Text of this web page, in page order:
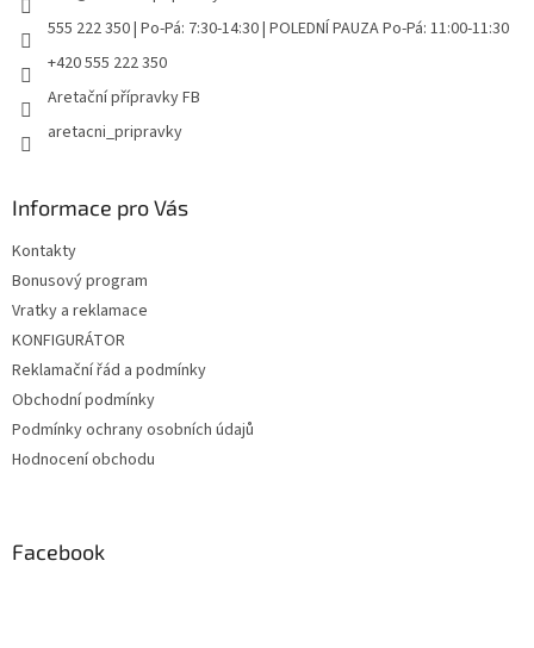
555 222 350 | Po-Pá: 7:30-14:30 | POLEDNÍ PAUZA Po-Pá: 11:00-11:30
+420 555 222 350
Aretační přípravky FB
aretacni_pripravky
Informace pro Vás
Kontakty
Bonusový program
Vratky a reklamace
KONFIGURÁTOR
Reklamační řád a podmínky
Obchodní podmínky
Podmínky ochrany osobních údajů
Hodnocení obchodu
Facebook